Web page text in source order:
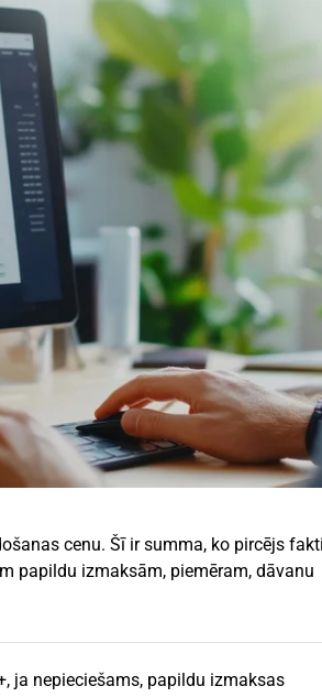
cenu. Šī ir summa, ko pircējs
papildu izmaksām, piemēram, dāvanu
ja nepieciešams, papildu izmaksas